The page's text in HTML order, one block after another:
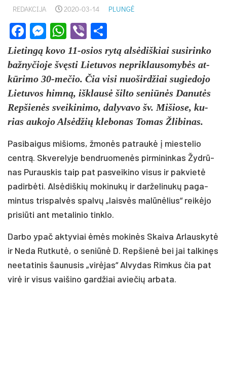
REDAKCIJA 2020-03-14 PLUNGĖ
Facebook
Messenger
WhatsApp
Viber
Lie­tingą ko­vo 11-osios rytą alsė­diš­kiai su­si­rin­ko
baž­ny­čio­je švęsti Lie­tu­vos ne­prik­lau­so­mybės at­
kūri­mo 30-me­čio. Čia vi­si nuo­šird­žiai su­gie­do­jo
Lie­tu­vos himną, išk­lausė šil­to se­niūnės Da­nutės
Rep­šienės svei­ki­ni­mo, da­ly­va­vo šv. Mi­šio­se, ku­
rias au­ko­jo Alsėd­žių kle­bo­nas To­mas Žli­bi­nas.
Pa­si­bai­gus mi­šioms, žmonės pa­traukė į mies­te­lio
centrą. Skve­re­ly­je bend­ruo­menės pir­mi­nin­kas Žydrū­
nas Pu­raus­kis taip pat pa­svei­ki­no vi­sus ir pa­kvietė
pa­dirbė­ti. Alsė­diš­kių mo­ki­nukų ir dar­že­li­nukų pa­ga­
min­tus tris­palvės spalvų „laisvės malūnė­lius“ reikė­jo
pri­si­ūti ant me­ta­li­nio tink­lo.
Dar­bo ypač ak­ty­viai ėmės mo­kinės Skai­va Ar­laus­kytė
ir Ne­da Rut­kutė, o se­niūnė D. Rep­šienė bei jai tal­kinęs
nee­ta­ti­nis šau­nu­sis „virė­jas“ Al­vy­das Rim­kus čia pat
virė ir vi­sus vai­ši­no gard­žiai avie­čių ar­ba­ta.